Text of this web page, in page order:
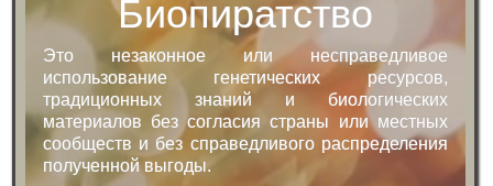
Биопиратство
Это незаконное или несправедливое
использование генетических ресурсов,
традиционных знаний и биологических
материалов без согласия страны или местных
сообществ и без справедливого распределения
полученной выгоды.